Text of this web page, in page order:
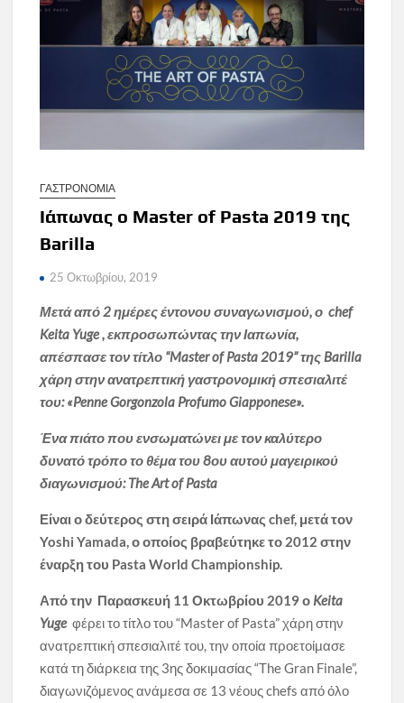
ΓΑΣΤΡΟΝΟΜΙΑ
Ιάπωνας ο Master of Pasta 2019 της
Barilla
25 Οκτωβρίου, 2019
Μετά από 2 ημέρες έντονου συναγωνισμού, ο chef
Keita Yuge , εκπροσωπώντας την Ιαπωνία,
απέσπασε τον τίτλο “Master of Pasta 2019” της Barilla
χάρη στην ανατρεπτική γαστρονομική σπεσιαλιτέ
του: «Penne Gorgonzola Profumo Giapponese».
Ένα πιάτο που ενσωματώνει με τον καλύτερο
δυνατό τρόπο το θέμα του 8ουαυτού μαγειρικού
διαγωνισμού: The Art of Pasta
Είναι ο δεύτερος στη σειρά Ιάπωνας chef, μετά τον
Yoshi Yamada, ο οποίος βραβεύτηκε το 2012 στην
έναρξη του Pasta World Championship.
Από την Παρασκευή 11 Οκτωβρίου 2019 ο Keita
Yugeφέρει το τίτλο του “Master of Pasta” χάρη στην
ανατρεπτική σπεσιαλιτέ του, την οποία προετοίμασε
κατά τη διάρκεια της 3ης δοκιμασίας “The Gran Finale”,
διαγωνιζόμενος ανάμεσα σε 13 νέους chefs από όλο